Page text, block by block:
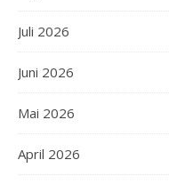
Juli 2026
Juni 2026
Mai 2026
April 2026